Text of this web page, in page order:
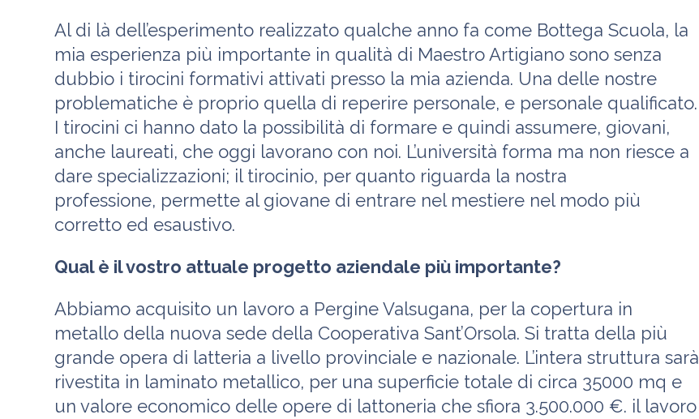
Al di là dell’esperimento realizzato qualche anno fa come Bottega Scuola, la
mia esperienza più importante in qualità di Maestro Artigiano sono senza
dubbio i tirocini formativi attivati presso la mia azienda. Una delle nostre
problematiche è proprio quella di reperire personale, e personale qualificato.
I tirocini ci hanno dato la possibilità di formare e quindi assumere, giovani,
anche laureati, che oggi lavorano con noi. L’università forma ma non riesce a
dare specializzazioni; il tirocinio, per quanto riguarda la nostra
professione, permette al giovane di entrare nel mestiere nel modo più
corretto ed esaustivo.
Qual è il vostro attuale progetto aziendale più importante?
Abbiamo acquisito un lavoro a Pergine Valsugana, per la copertura in
metallo della nuova sede della Cooperativa Sant’Orsola. Si tratta della più
grande opera di latteria a livello provinciale e nazionale. L’intera struttura sarà
rivestita in laminato metallico, per una superficie totale di circa 35000 mq e
un valore economico delle opere di lattoneria che sfiora 3.500.000 €. il lavoro